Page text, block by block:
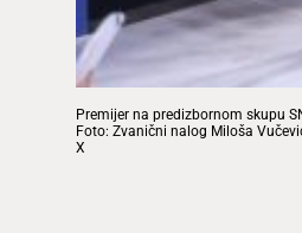
Premijer na predizbornom skupu
Foto: Zvanični nalog Miloša
X